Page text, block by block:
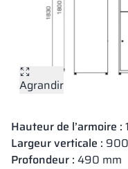
Agrandir
Hauteur de l’armoire :
Largeur verticale :
Profondeur : 490 mm